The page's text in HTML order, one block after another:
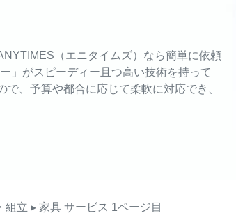
（エニタイムズ）なら簡単に依頼
」がスピーディー且つ高い技術を持って
、予算や都合に応じて柔軟に対応でき、
組立 ▸ 家具 サービス 1ページ目